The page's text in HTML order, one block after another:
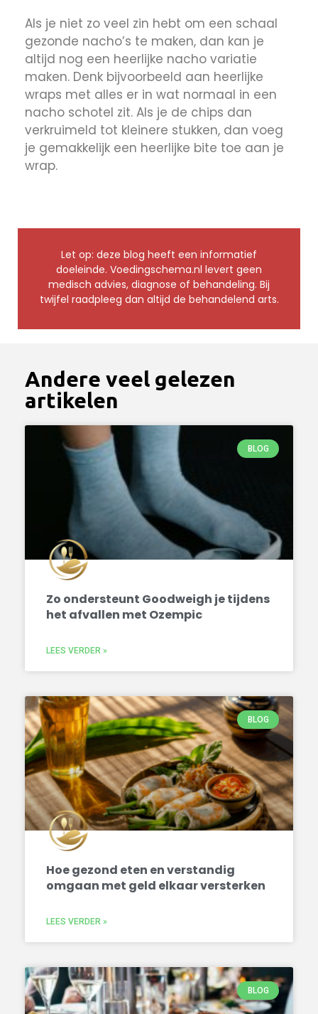
Als je niet zo veel zin hebt om een schaal
gezonde nacho’s te maken, dan kan je
altijd nog een heerlijke nacho variatie
maken. Denk bijvoorbeeld aan heerlijke
wraps met alles er in wat normaal in een
nacho schotel zit. Als je de chips dan
verkruimeld tot kleinere stukken, dan voeg
je gemakkelijk een heerlijke bite toe aan je
wrap.
Let op: deze blog heeft een informatief
doeleinde. Voedingschema.nl levert geen
medisch advies, diagnose of behandeling. Bij
twijfel raadpleeg dan altijd de behandelend arts.
Andere veel gelezen
artikelen
BLOG
Zo ondersteunt Goodweigh je tijdens
het afvallen met Ozempic
LEES VERDER »
BLOG
Hoe gezond eten en verstandig
omgaan met geld elkaar versterken
LEES VERDER »
BLOG